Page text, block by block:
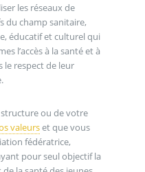
les réseaux de
du champ sanitaire,
éducatif et culturel qui
l’accès à la santé et à
le respect de leur
ou de votre
valeurset que vous
fédératrice,
pour seul objectif la